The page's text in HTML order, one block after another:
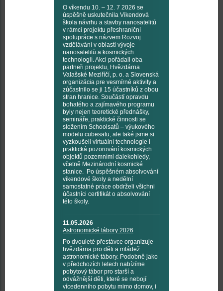
O víkendu 10. – 12. 7 2026 se
úspěšně uskutečnila Víkendová
škola návrhu a stavby nanosatelitů
v rámci projektu přeshraniční
spolupráce s názvem Rozvoj
vzdělávání v oblasti vývoje
nanosatelitů a kosmických
technologií. Akci pořádali oba
partneři projektu, Hvězdárna
Valašské Meziříčí, p. o. a Slovenská
organizácia pre vesmírné aktivity a
zúčastnilo se ji 15 účastníků z obou
stran hranice. Součástí opravdu
bohatého a zajímavého programu
byly nejen teoretické přednášky,
semináře, praktické činnosti se
složením Schoolsatů – výukového
modelu cubesatu, ale také jsme si
vyzkoušeli virtuální technologie i
praktická pozorování kosmických
objektů pozemními dalekohledy,
včetně Mezinárodní kosmické
stanice. Po úspěšném absolvování
víkendové školy a nedělní
samostatné práce obdrželi všichni
účastníci certifikát o absolvování
této školy.
11.05.2026
Astronomické tábory 2026
Po dvouleté přestávce organizuje
hvězdárna pro děti a mládež
astronomické tábory. Podobně jako
v předchozích letech nabízíme
pobytový tábor pro starší a
odvážnější děti, které se nebojí
vícedenního pobytu mimo domov, i